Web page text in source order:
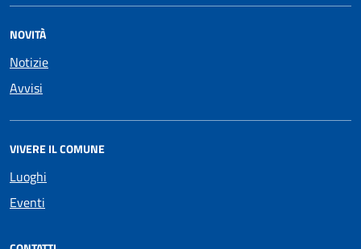
NOVITÀ
Notizie
Avvisi
VIVERE IL COMUNE
Luoghi
Eventi